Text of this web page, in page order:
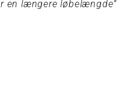
en længere løbelængde”